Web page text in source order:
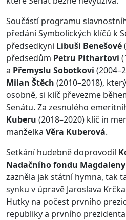
Součástí programu
předání Symbolických klíčů k
předsedkyni Libuši Benešové
předsedům Petru Pithartovi
a Přemyslu Sobotkovi
Milan Štěch (2010–2018),
osobně, si klíč převezme
Senátu. Za zesnulého
Kuberu (2018–2020) klíč in
manželka Věra Kuberová.
Setkání hudebně doprovodil
Nadačního fondu
zazněla jak státní hymna, tak
synku v úpravě Jaroslava
Hutky na počest prvního
republiky a prvního